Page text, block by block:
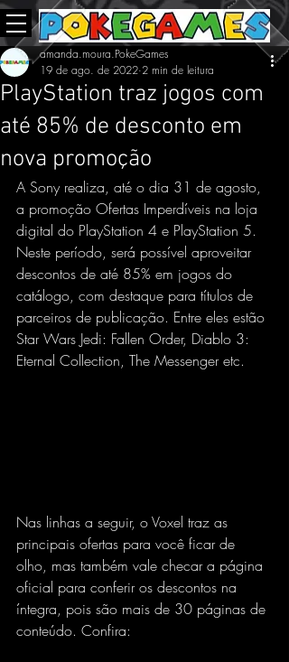
PlayStation traz jogos com
até 85% de desconto em
nova promoção
amanda.moura.PokeGames
19 de ago. de 2022 2 min de leitura
A Sony realiza, até o dia 31 de agosto,
a promoção Ofertas Imperdíveis na loja
digital do PlayStation 4 e PlayStation 5.
Neste período, será possível aproveitar
descontos de até 85% em jogos do
catálogo, com destaque para títulos de
parceiros de publicação. Entre eles estão
Star Wars Jedi: Fallen Order, Diablo 3:
Eternal Collection, The Messenger etc.
Nas linhas a seguir, o Voxel traz as
principais ofertas para você ficar de
olho, mas também vale checar a página
oficial para conferir os descontos na
íntegra, pois são mais de 30 páginas de
conteúdo. Confira: